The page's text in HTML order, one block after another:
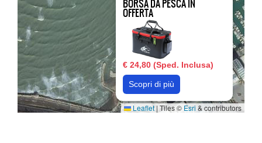
BORSA DA PESCA IN
OFFERTA
€ 24,80 (Sped. Inclusa)
Scopri di più
Leaflet | Tiles © Esri & contributors